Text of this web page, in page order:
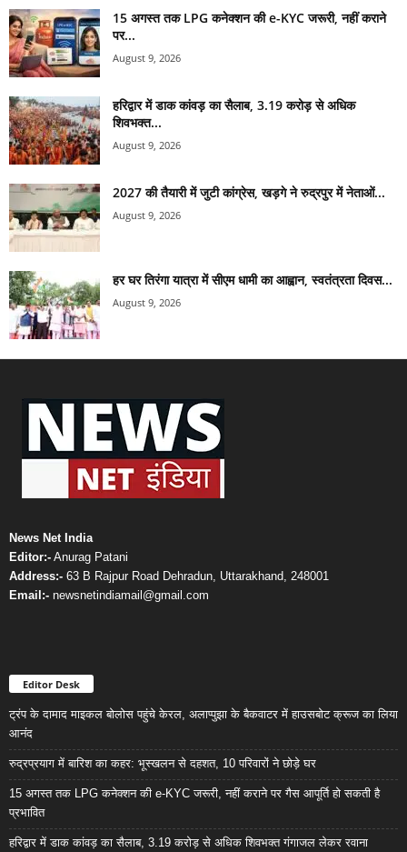
15 अगस्त तक LPG कनेक्शन की e-KYC जरूरी, नहीं कराने
पर...
August 9, 2026
हरिद्वार में डाक कांवड़ का सैलाब, 3.19 करोड़ से अधिक
शिवभक्त...
August 9, 2026
2027 की तैयारी में जुटी कांग्रेस, खड़गे ने रुद्रपुर में नेताओं...
August 9, 2026
हर घर तिरंगा यात्रा में सीएम धामी का आह्वान, स्वतंत्रता दिवस...
August 9, 2026
News Net India
Editor:- Anurag Patani
Address:- 63 B Rajpur Road Dehradun, Uttarakhand, 248001
Email:- newsnetindiamail@gmail.com
Editor Desk
ट्रंप के दामाद माइकल बोलोस पहुंचे केरल, अलाप्पुझा के बैकवाटर में हाउसबोट क्रूज का लिया
आनंद
रुद्रप्रयाग में बारिश का कहर: भूस्खलन से दहशत, 10 परिवारों ने छोड़े घर
15 अगस्त तक LPG कनेक्शन की e-KYC जरूरी, नहीं कराने पर गैस आपूर्ति हो सकती है
प्रभावित
हरिद्वार में डाक कांवड़ का सैलाब, 3.19 करोड़ से अधिक शिवभक्त गंगाजल लेकर रवाना